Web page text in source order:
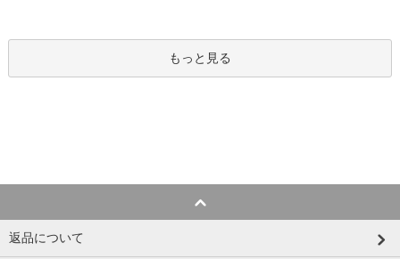
もっと見る
返品について